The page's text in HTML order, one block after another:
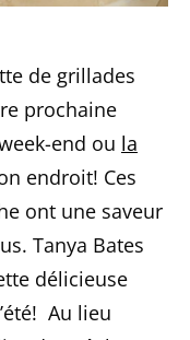
prochaine
end ou la
endroit! Ces
ont une saveur
Tanya Bates
délicieuse
Au lieu